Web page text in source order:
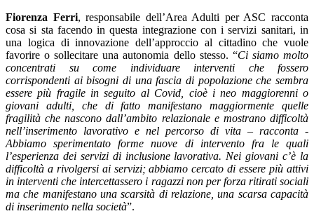
Fiorenza Ferri, responsabile dell’Area Adulti per ASC racconta
cosa si sta facendo in questa integrazione con i servizi sanitari, in
una logica di innovazione dell’approccio al cittadino che vuole
favorire o sollecitare una autonomia dello stesso. “Ci siamo molto
concentrati su come individuare interventi che fossero
corrispondenti ai bisogni di una fascia di popolazione che sembra
essere più fragile in seguito al Covid, cioè i neo maggiorenni o
giovani adulti, che di fatto manifestano maggiormente quelle
fragilità che nascono dall’ambito relazionale e mostrano difficoltà
nell’inserimento lavorativo e nel percorso di vita – racconta -
Abbiamo sperimentato forme nuove di intervento fra le quali
l’esperienza dei servizi di inclusione lavorativa. Nei giovani c’è la
difficoltà a rivolgersi ai servizi; abbiamo cercato di essere più attivi
in interventi che intercettassero i ragazzi non per forza ritirati sociali
ma che manifestano una scarsità di relazione, una scarsa capacità
di inserimento nella società”.